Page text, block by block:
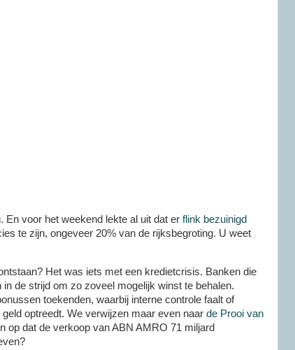
En voor het weekend lekte al uit dat er flink bezuinigd
te zijn, ongeveer 20% van de rijksbegroting. U weet
Het was iets met een kredietcrisis. Banken die
de strijd om zo zoveel mogelijk winst te behalen.
toekenden, waarbij interne controle faalt of
optreedt. We verwijzen maar even naar de Prooi van
op dat de verkoop vanABN AMRO 71 miljard